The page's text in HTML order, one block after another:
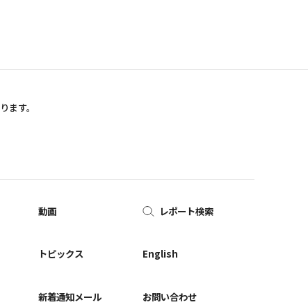
ます。
動画
トピックス
新着通知メール
レポート検索
English
お問い合わせ